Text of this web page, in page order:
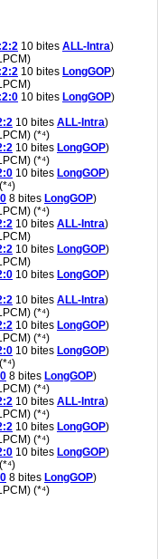
10 bites ALL-Intra)
10 bites LongGOP)
10 bites LongGOP)
10 bites ALL-Intra)
(*⁴)
10 bites LongGOP)
(*⁴)
10 bites LongGOP)
8 bites LongGOP)
(*⁴)
10 bites ALL-Intra)
10 bites LongGOP)
10 bites LongGOP)
10 bites ALL-Intra)
(*⁴)
10 bites LongGOP)
(*⁴)
10 bites LongGOP)
8 bites LongGOP)
(*⁴)
10 bites ALL-Intra)
(*⁴)
10 bites LongGOP)
(*⁴)
10 bites LongGOP)
8 bites LongGOP)
(*⁴)